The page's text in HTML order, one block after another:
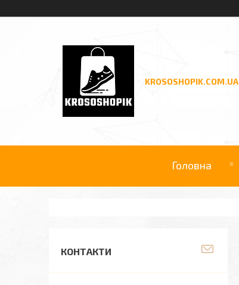
KROSOSHOPIK.COM.UA
Головна
КОНТАКТИ